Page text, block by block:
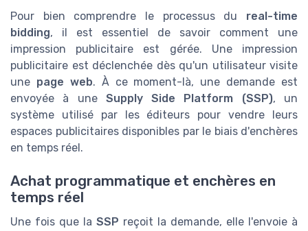
Pour bien comprendre le processus du real-time
bidding, il est essentiel de savoir comment une
impression publicitaire est gérée. Une impression
publicitaire est déclenchée dès qu'un utilisateur visite
une page web. À ce moment-là, une demande est
envoyée à une Supply Side Platform (SSP), un
système utilisé par les éditeurs pour vendre leurs
espaces publicitaires disponibles par le biais d'enchères
en temps réel.
Achat programmatique et enchères en
temps réel
Une fois que la SSP reçoit la demande, elle l'envoie à